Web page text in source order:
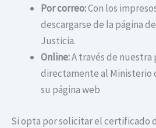
Por correo:Con los
descargarse de la página
Justicia.
Online:A través de nuestra
directamente al Ministerio
su página web
Si opta por solicitar el certificado